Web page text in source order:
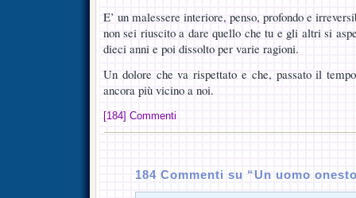
E’ un malessere interiore, penso, profondo e
non sei riuscito a dare quello che tu e gli altri si
dieci anni e poi dissolto per varie ragioni.
Un dolore che va rispettato e che, passato il
ancora più vicino a noi.
[184] Commenti
184 Commenti su “Un uomo